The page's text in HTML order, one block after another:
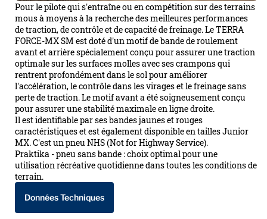
Pour le pilote qui s'entraîne ou en compétition sur des terrains
mous à moyens à la recherche des meilleures performances
de traction, de contrôle et de capacité de freinage. Le TERRA
FORCE-MX SM est doté d'un motif de bande de roulement
avant et arrière spécialement conçu pour assurer une traction
optimale sur les surfaces molles avec ses crampons qui
rentrent profondément dans le sol pour améliorer
l'accélération, le contrôle dans les virages et le freinage sans
perte de traction. Le motif avant a été soigneusement conçu
pour assurer une stabilité maximale en ligne droite.
Il est identifiable par ses bandes jaunes et rouges
caractéristiques et est également disponible en tailles Junior
MX. C'est un pneu NHS (Not for Highway Service).
Praktika - pneu sans bande : choix optimal pour une
utilisation récréative quotidienne dans toutes les conditions de
terrain.
Données Techniques